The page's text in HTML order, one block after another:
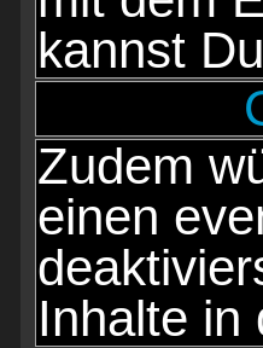
kannst
Zudem
einen
Inhalte in